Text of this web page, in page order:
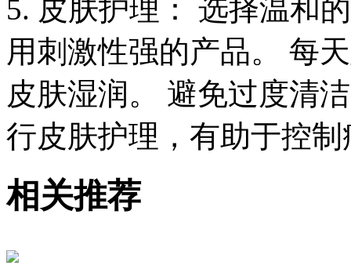
5. 皮肤护理： 选择温和
用刺激性强的产品。 每
皮肤湿润。 避免过度清
行皮肤护理，有助于控
相关推荐